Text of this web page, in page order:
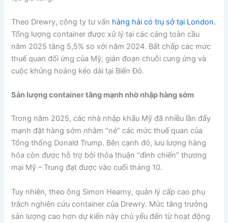
Theo Drewry, công ty tư vấn hàng hải có trụ sở tại London.
Tổng lượng container được xử lý tại các cảng toàn cầu
năm 2025 tăng 5,5% so với năm 2024. Bất chấp các mức
thuế quan đối ứng của Mỹ, gián đoạn chuỗi cung ứng và
cuộc khủng hoảng kéo dài tại Biển Đỏ.
Sản lượng container tăng mạnh nhờ nhập hàng sớm
Trong năm 2025, các nhà nhập khẩu Mỹ đã nhiều lần đẩy
mạnh đặt hàng sớm nhằm “né” các mức thuế quan của
Tổng thống Donald Trump. Bên cạnh đó, lưu lượng hàng
hóa còn được hỗ trợ bởi thỏa thuận “đình chiến” thương
mại Mỹ – Trung đạt được vào cuối tháng 10.
Tuy nhiên, theo ông Simon Hearny, quản lý cấp cao phụ
trách nghiên cứu container của Drewry. Mức tăng trưởng
sản lượng cao hơn dự kiến này chủ yếu đến từ hoạt động